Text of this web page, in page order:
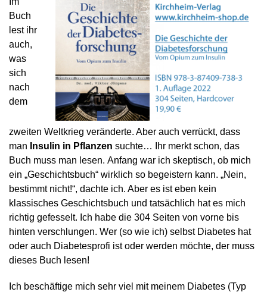
Buch
lest ihr
auch,
was
sich
nach
dem
zweiten Weltkrieg veränderte. Aber auch verrückt, dass
man Insulin in Pflanzen suchte… Ihr merkt schon, das
Buch muss man lesen. Anfang war ich skeptisch, ob mich
ein „Geschichtsbuch“ wirklich so begeistern kann. „Nein,
bestimmt nicht!“, dachte ich. Aber es ist eben kein
klassisches Geschichtsbuch und tatsächlich hat es mich
richtig gefesselt. Ich habe die 304 Seiten von vorne bis
hinten verschlungen. Wer (so wie ich) selbst Diabetes hat
oder auch Diabetesprofi ist oder werden möchte, der muss
dieses Buch lesen!
Ich beschäftige mich sehr viel mit meinem Diabetes (Typ